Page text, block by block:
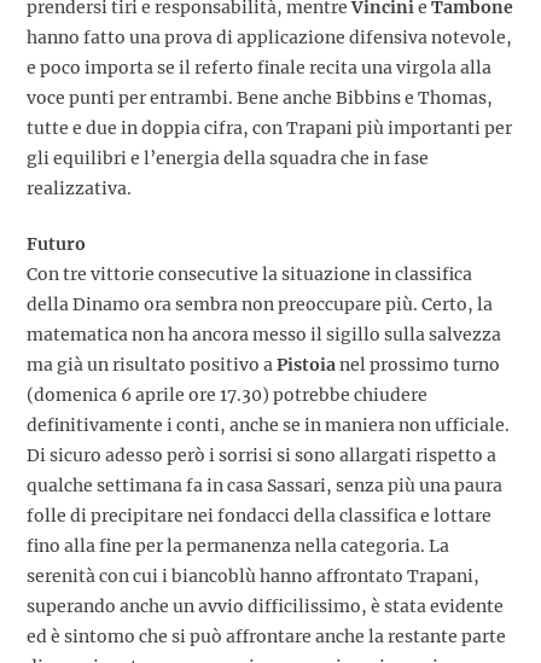
prendersi tiri e responsabilità, mentreVincinie Tambone
hanno fatto una prova di applicazione difensiva notevole,
e poco importa se il referto finale recita una virgola alla
voce punti per entrambi. Bene anche Bibbins e Thomas,
tutte e due in doppia cifra, con Trapani più importanti per
gli equilibri e l’energia della squadra che in fase
realizzativa.
Futuro
Con tre vittorie consecutive la situazione in classifica
della Dinamo ora sembra non preoccupare più. Certo, la
matematica non ha ancora messo il sigillo sulla salvezza
ma già un risultato positivo aPistoianel prossimo turno
(domenica 6 aprile ore 17.30) potrebbe chiudere
definitivamente i conti, anche se in maniera non ufficiale.
Di sicuro adesso però i sorrisi si sono allargati rispetto a
qualche settimana fa in casa Sassari, senza più una paura
folle di precipitare nei fondacci della classifica e lottare
fino alla fine per la permanenza nella categoria. La
serenità con cui i biancoblù hanno affrontato Trapani,
superando anche un avvio difficilissimo, è stata evidente
ed è sintomo che si può affrontare anche la restante parte